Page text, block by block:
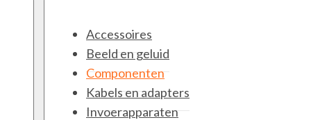
Accessoires
Beeld en geluid
Componenten
Kabels en adapters
Invoerapparaten